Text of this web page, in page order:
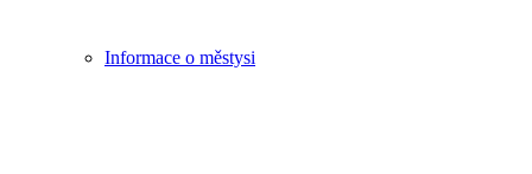
Informace o městysi